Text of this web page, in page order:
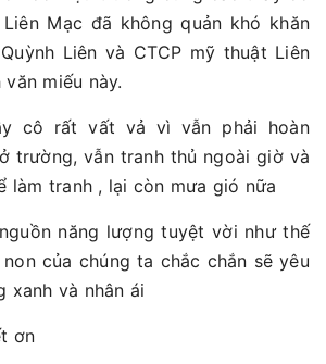
Mạc đã không quản khó khăn
Liên và CTCP mỹ thuật Liên
miếu này.
cô rất vất vả vì vẫn phải hoàn
trường, vẫn tranh thủ ngoài giờ và
làm tranh , lại còn mưa gió nữa
năng lượng tuyệt vời như thế
của chúng ta chắc chắn sẽ yêu
xanh và nhân ái
ơn